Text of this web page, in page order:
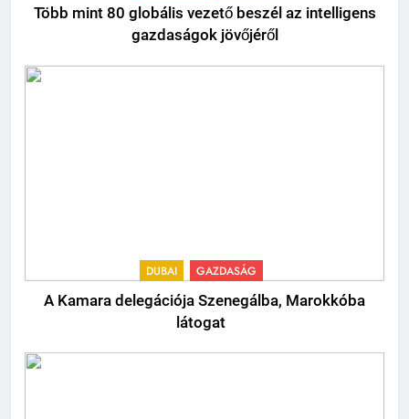
Több mint 80 globális vezető beszél az intelligens
gazdaságok jövőjéről
DUBAI GAZDASÁG
A Kamara delegációja Szenegálba, Marokkóba
látogat